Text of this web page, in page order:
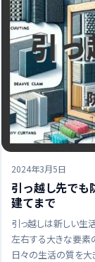
2024年3月5日
引っ越し先でも
建てまで
引っ越しは新しい生
左右する大きな要素
日々の生活の質を大